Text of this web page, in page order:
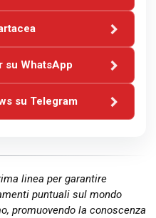
su WhatsApp
su Telegram
linea per garantire
puntuali sul mondo
promuovendo la conoscenza